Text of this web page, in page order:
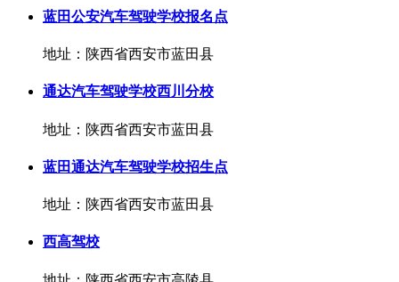
蓝田公安汽车驾驶学校报名点
地址：陕西省西安市蓝田县
通达汽车驾驶学校西川分校
地址：陕西省西安市蓝田县
蓝田通达汽车驾驶学校招生点
地址：陕西省西安市蓝田县
西高驾校